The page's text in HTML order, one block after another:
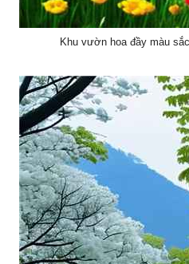
Khu vườn hoa đầy màu